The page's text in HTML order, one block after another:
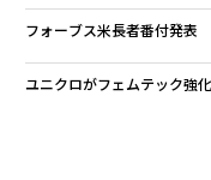
フォーブス米長者番付発表
ユニクロがフェムテック強